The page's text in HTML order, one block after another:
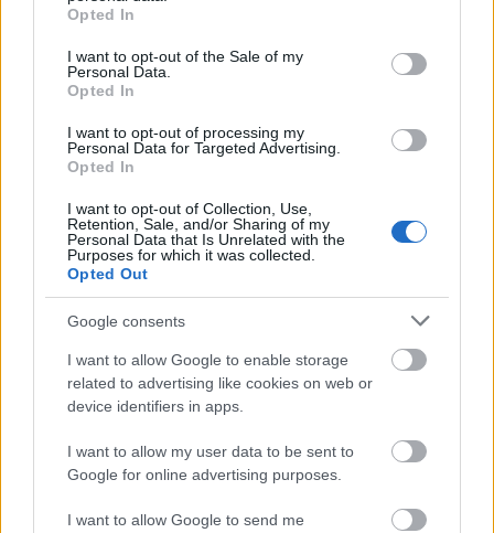
use your data for below specified purposes in below Google
consent section.
Opted In
I want to opt-out of the Sale of my
Personal Data.
Opted In
I want to opt-out of processing my
Personal Data for Targeted Advertising.
Opted In
I want to opt-out of Collection, Use,
Retention, Sale, and/or Sharing of my
Personal Data that Is Unrelated with the
Purposes for which it was collected.
Opted Out
Google consents
I want to allow Google to enable storage
related to advertising like cookies on web or
device identifiers in apps.
I want to allow my user data to be sent to
Google for online advertising purposes.
I want to allow Google to send me
Az Aradi Kamaraszínház két
nemzetközi színházi fesztiválon
szerepel
szinhaz szerk.• 2017. június 16.
Gogol, Viszockij-est és minimál-szürreál musical is
képviseli a romániai magyar teátrumot.